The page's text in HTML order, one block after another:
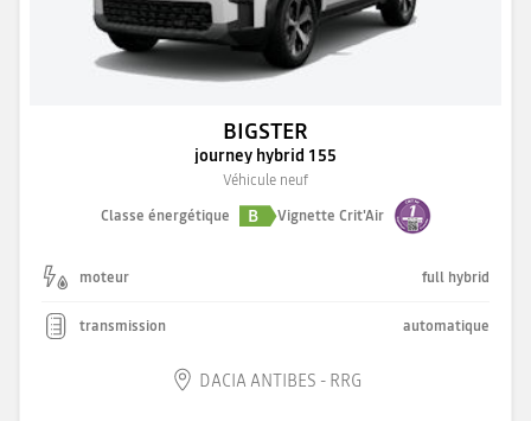
BIGSTER
journey hybrid 155
Véhicule neuf
Classe énergétique
B Vignette Crit'Air
moteur full hybrid
transmission automatique
DACIA ANTIBES - RRG